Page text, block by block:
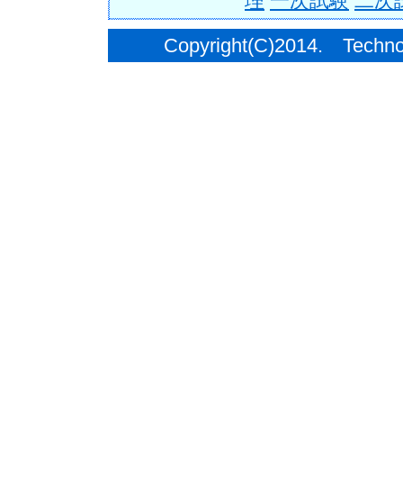
Copyright(C)2014.